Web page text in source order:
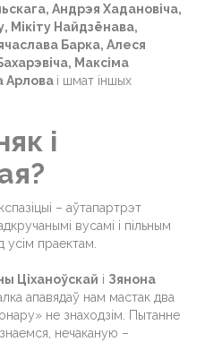
Андрэя Хадановіча,
Мікіту Найдзёнава,
Барка, Алеся
Максіма
Арлова і шмат іншых
і
– аўтапартрэт
вусамі і пільным
усім праектам.
Ціханоўскай і Зянона
апавядаў нам мастак два
не знаходзім. Пытанне
нечаканую –